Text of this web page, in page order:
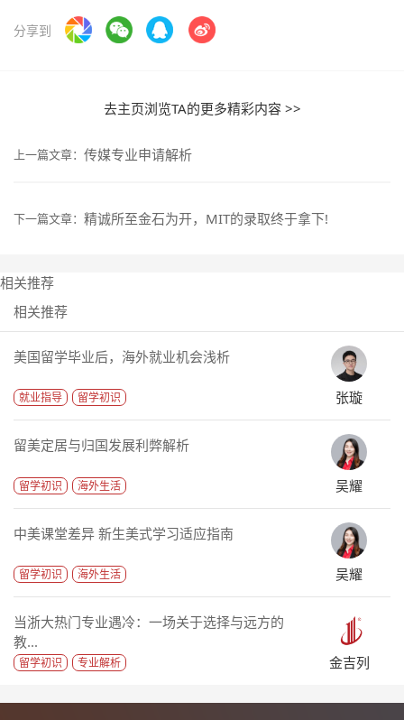
分享到
去主页浏览TA的更多精彩内容 >>
上一篇文章： 传媒专业申请解析
下一篇文章： 精诚所至金石为开，MIT的录取终于拿下!
相关推荐
相关推荐
美国留学毕业后，海外就业机会浅析
就业指导 留学初识 张璇
留美定居与归国发展利弊解析
留学初识 海外生活 吴耀
中美课堂差异 新生美式学习适应指南
留学初识 海外生活 吴耀
当浙大热门专业遇冷：一场关于选择与远方的
教...
留学初识 专业解析 金吉列